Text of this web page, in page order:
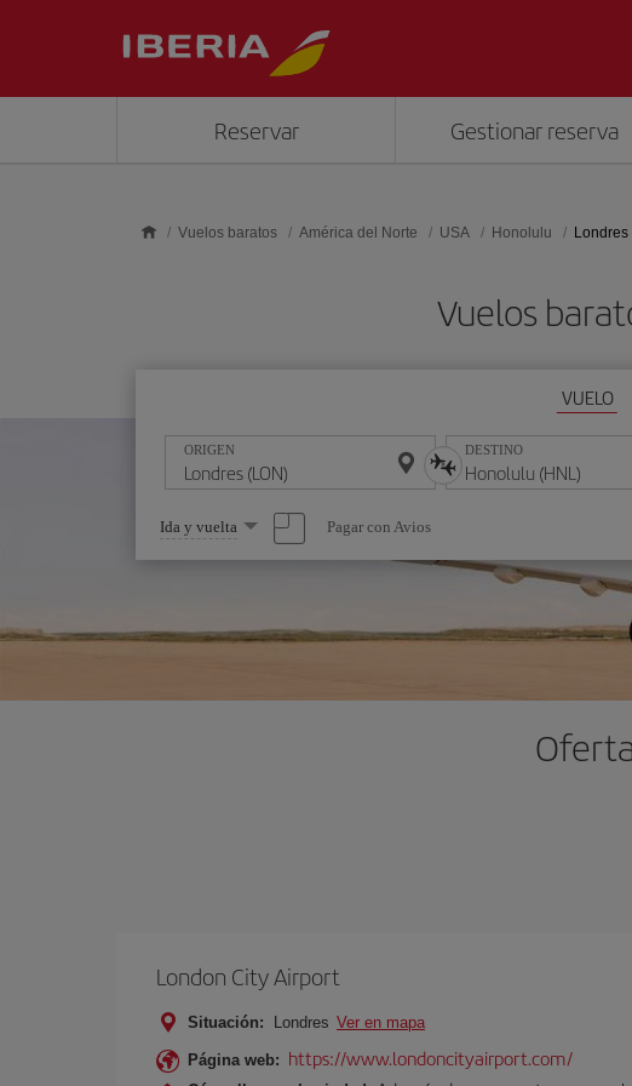
Reservar Gestionar reserva
Vuelos baratos América del Norte USA Honolulu
Vuelos
VUELO
ORIGEN DESTINO
Seleccione
una
opción
Ida y vuelta Pagar con Avios
London City Airport
Situación: Londres Ver en mapa
Página web: https://www.londoncityairport.com/